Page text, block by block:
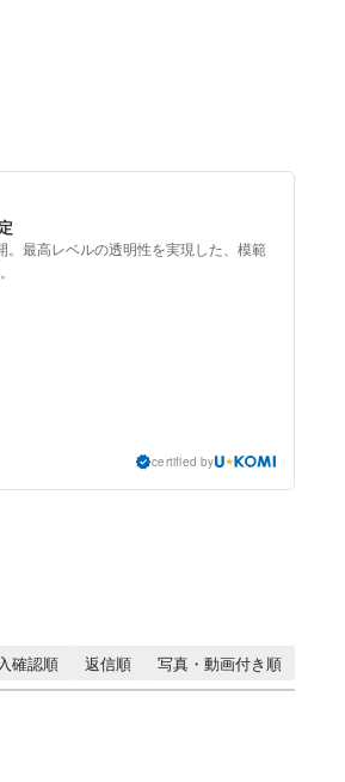
。最高レベルの透明性を実現した、模範
certified by
確認順 返信順 写真・動画付き順